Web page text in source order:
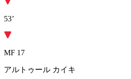
53’
MF 17
アルトゥール カイキ